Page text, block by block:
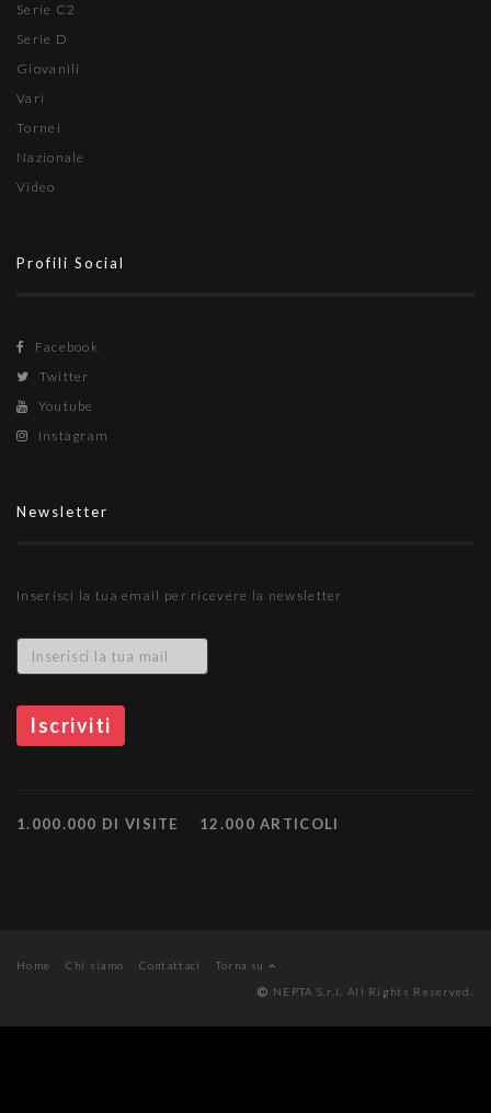
Serie C2
Serie D
Giovanili
Vari
Tornei
Nazionale
Video
Profili Social
Facebook
Twitter
Youtube
Instagram
Newsletter
Inserisci la tua email per ricevere la newsletter
1.000.000 DI VISITE 12.000 ARTICOLI
Home Chi siamo Contattaci
Torna su
NEPTA S.r.l. All Rights Reserved.